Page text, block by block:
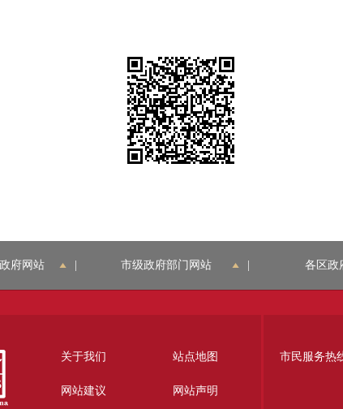
府网站 市级政府部门网站 各区政
关于我们 站点地图
网站建议 网站声明
市民服务热